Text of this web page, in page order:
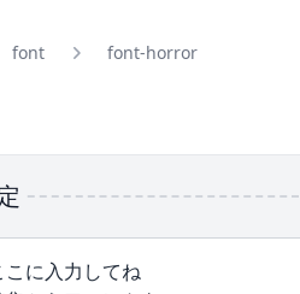
font font-horror
力してください